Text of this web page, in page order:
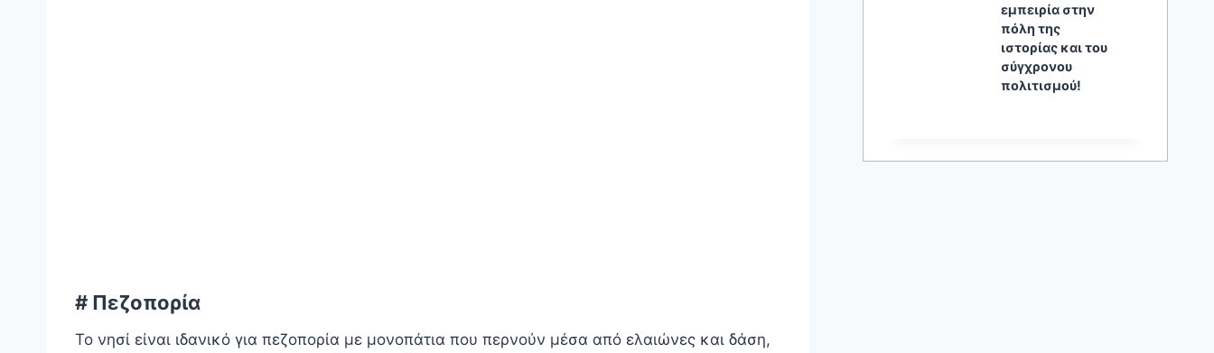
# Πεζοπορία
Το νησί είναι ιδανικό για πεζοπορία με μονοπάτια που περνούν μέσα από ελαιώνες και δάση,
εμπειρία στην
πόλη της
ιστορίας και του
σύγχρονου
πολιτισμού!